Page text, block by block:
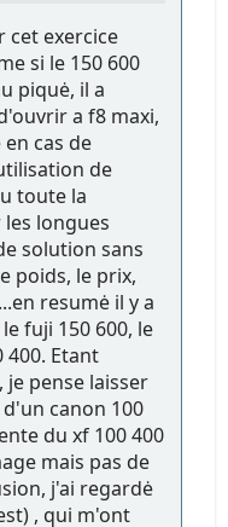
cet exercice
si le 150 600
piquė, il a
a f8 maxi,
cas de
de
toute la
longues
solution sans
poids, le prix,
resumė il y a
fuji 150 600, le
400. Etant
pense laisser
canon 100
du xf 100 400
mais pas de
j'ai regardė
, qui m'ont